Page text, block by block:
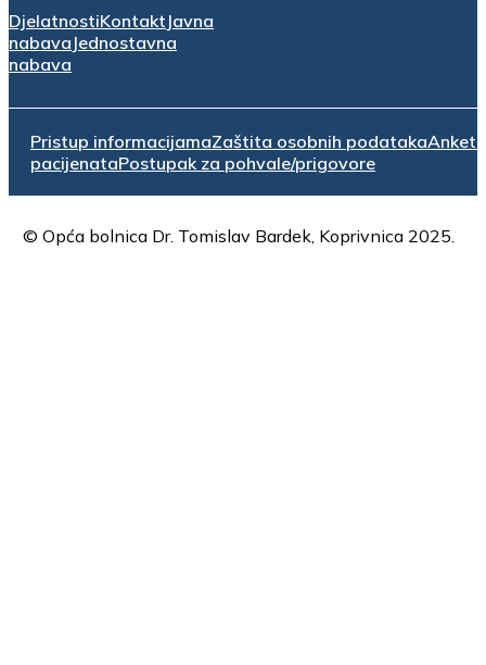
DjelatnostiKontakt Javna
nabava Jednostavna
nabava
Pristup informacijamaZaštita osobnih podatakaAnketa
pacijenataPostupak za pohvale/prigovore
© Opća bolnica Dr. Tomislav Bardek, Koprivnica 2025.